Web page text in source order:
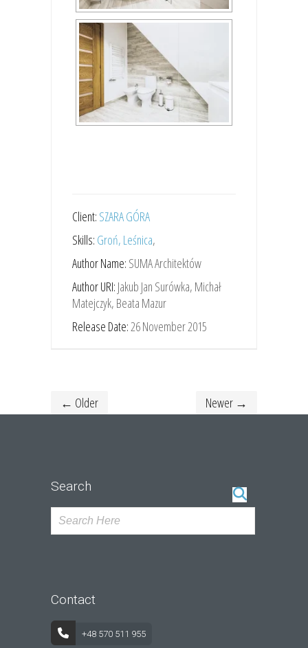
Client: SZARA GÓRA
Skills: Groń, Leśnica,
Author Name: SUMA Architektów
Author URI: Jakub Jan Surówka, Michał
Matejczyk, Beata Mazur
Release Date:26 November 2015
← Older Newer →
Search
Contact
+48 570 511 955